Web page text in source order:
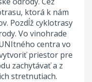
ktorá k nám
Pozdĺž cyklotrasy
Vo vinohrade
centra vo
priestor pre
zachytávať a z
stretnutiach.